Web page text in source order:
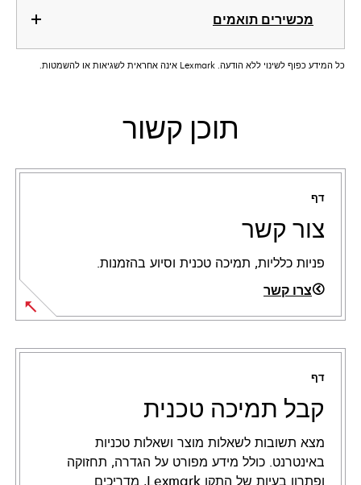
מכשירים תואמים
כל המידע כפוף לשינוי ללא הודעה. Lexmark אינה אחראית לשגיאות או להשמטות.
תוכן קשור
דף
צור קשר
פניות כלליות, תמיכה טכנית וסיוע בהזמנות.
צרו קשר
דף
קבל תמיכה טכנית
מצא תשובות לשאלות מוצר ושאלות טכניות
באינטרנט. כולל מידע מפורט על הגדרה, תחזוקה
ופתרון בעיות של התקן Lexmark, מדריכים